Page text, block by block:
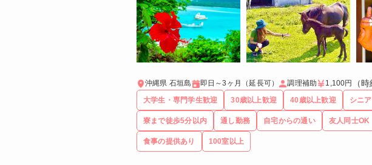
沖縄県 石垣島 即日～3ヶ月（延長可） 調理補助 1,100円 （時
大学生・専門学生歓迎 30歳以上歓迎 40歳以上歓迎 シニ
寮まで徒歩5分以内 通し勤務 自宅からの通い 友人同士OK
食事の提供あり 100室以上